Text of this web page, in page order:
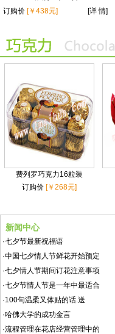
订购价 [￥438元] [详 情]
费列罗巧克力16粒装
订购价[￥268元]
新闻中心
·七夕节最新祝福语
·中国七夕情人节鲜花开始预定
·七夕情人节期间订花注意事项
·七夕节情人节是一年中最适合
·100句温柔又体贴的话.送
·哈佛大学的成功金言
·流程管理在花店经营管理中的